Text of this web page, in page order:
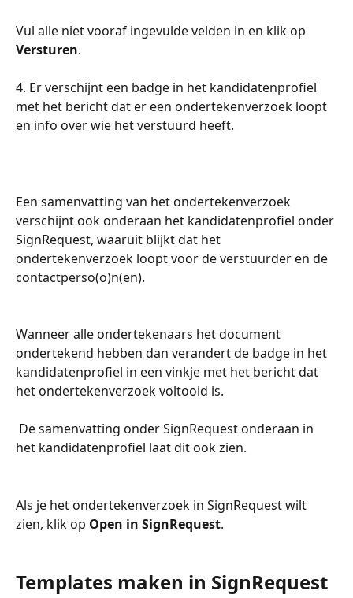
Vul alle niet vooraf ingevulde velden in en klik op
Versturen.
4. Er verschijnt een badge in het kandidatenprofiel
met het bericht dat er een ondertekenverzoek loopt
en info over wie het verstuurd heeft.
Een samenvatting van het ondertekenverzoek
verschijnt ook onderaan het kandidatenprofiel onder
SignRequest, waaruit blijkt dat het
ondertekenverzoek loopt voor de verstuurder en de
contactperso(o)n(en).
Wanneer alle ondertekenaars het document
ondertekend hebben dan verandert de badge in het
kandidatenprofiel in een vinkje met het bericht dat
het ondertekenverzoek voltooid is.
het kandidatenprofiel laat dit ook zien.
Als je het ondertekenverzoek in SignRequest wilt
zien, klik op Open in SignRequest.
Templates maken in SignRequest